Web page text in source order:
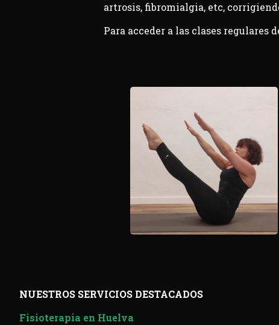
artrosis, fibromialgia, etc,
Para acceder a las clases
NUESTROS SERVICIOS DESTACADOS
Fisioterapia en Huelva